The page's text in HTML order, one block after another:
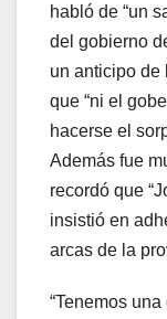
habló de “un
del gobierno
un anticipo de
que “ni el
hacerse el
Además fue
recordó que
insistió en
arcas de la
“Tenemos